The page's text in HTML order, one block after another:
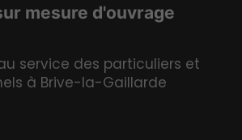
mesure d'ouvrage
service des particuliers et
à Brive-la-Gaillarde